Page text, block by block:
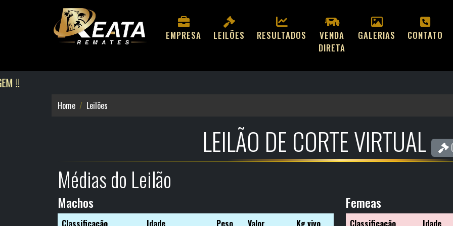
EMPRESA LEILÕES RESULTADOS
VENDA
DIRETA
GALERIAS CONTATO
Home Leilões
LEILÃO DE CORTE VIRTUAL
Médias do Leilão
Machos Femeas